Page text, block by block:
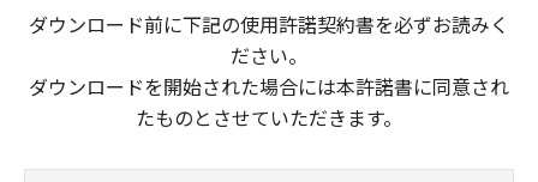
ダウンロード前に下記の使用許諾契約書を必ずお読みく
ださい。
ダウンロードを開始された場合には本許諾書に同意され
たものとさせていただきます。